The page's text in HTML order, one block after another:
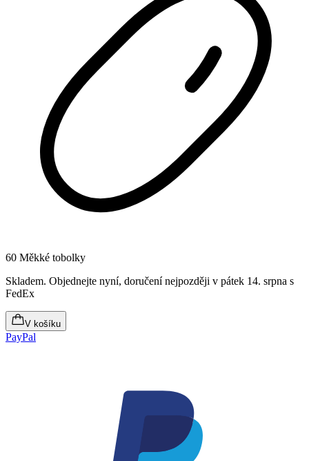
60 Měkké tobolky
Skladem. Objednejte nyní, doručení nejpozději v pátek 14. srpna s
FedEx
V košíku
PayPal